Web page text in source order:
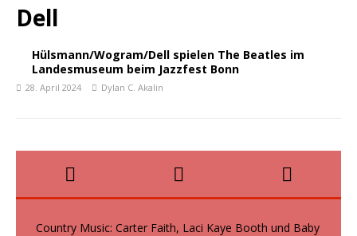
Dell
Hülsmann/Wogram/Dell spielen The Beatles im
Landesmuseum beim Jazzfest Bonn
28. April 2024 Dylan C. Akalin
Country Music: Carter Faith, Laci Kaye Booth und Baby